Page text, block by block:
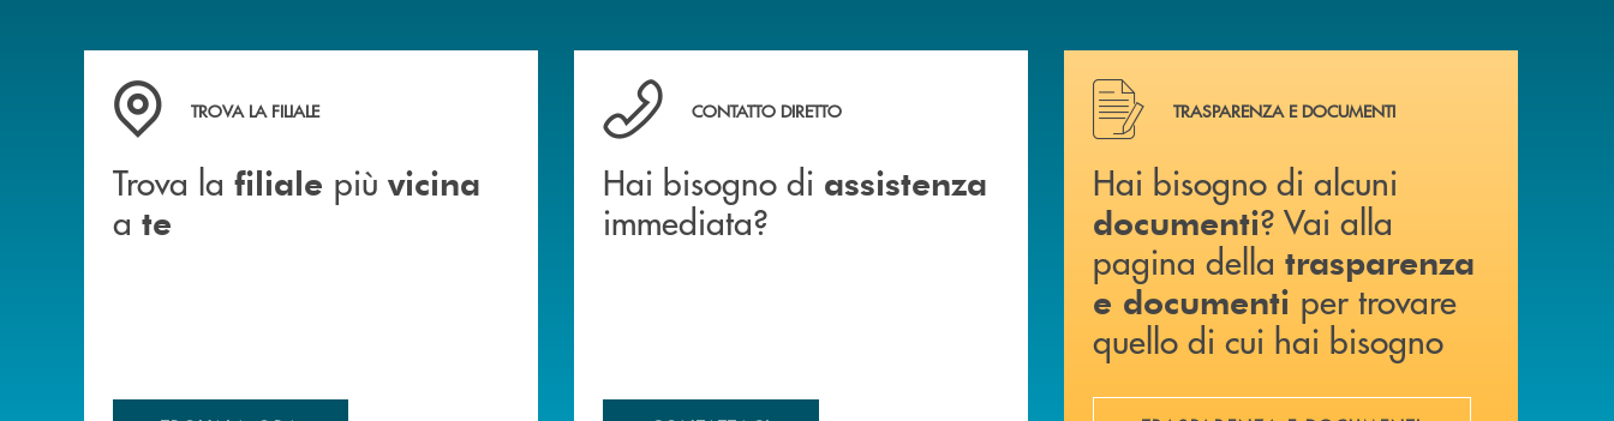
Trova la filiale più vicina a te&nbsp;
TROVA LA FILIALE
Trova la filiale più vicina
a te
Hai bisogno di assistenza immediata?
CONTATTO DIRETTO
Hai bisogno di assistenza
immediata?
Hai bisogno di alcuni documenti ? Vai alla pagina
TRASPARENZA E DOCUMENTI
Hai bisogno di alcuni
documenti? Vai alla
pagina della trasparenza
e documenti per trovare
quello di cui hai bisogno